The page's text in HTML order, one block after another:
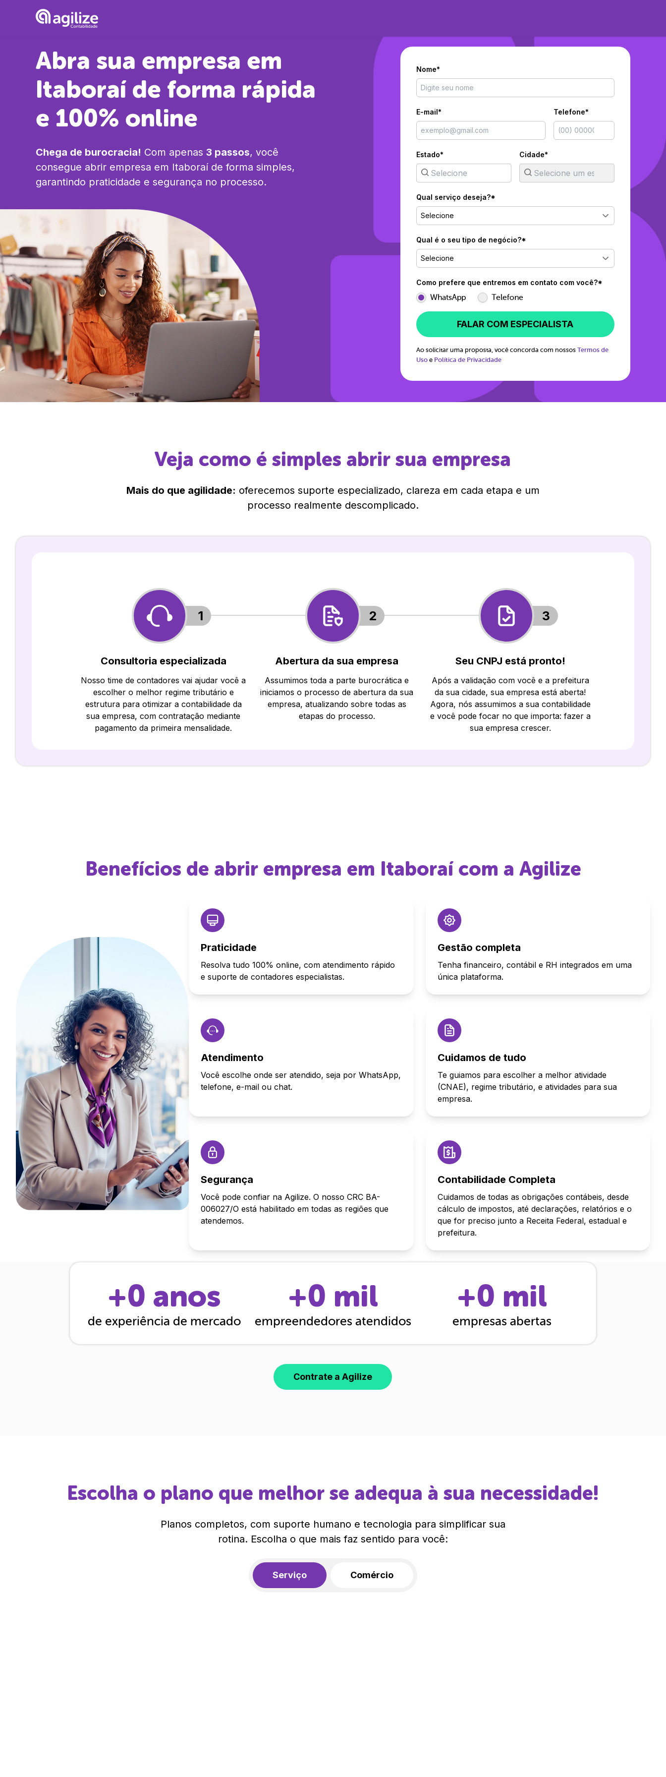
Abra sua empresa em
Itaboraí de forma rápida
e 100% online
Chega de burocracia! Com apenas 3 passos, você
consegue abrir empresa em Itaboraíde forma simples,
garantindo praticidade e segurança no processo.
Nome*
E-mail* Telefone*
Estado* Cidade*
Qual serviço deseja?*
Selecione
Qual é o seu tipo de negócio?*
Selecione
Como prefere que entremos em contato com você?*
WhatsApp Telefone
FALAR COM ESPECIALISTA
Ao solicitar uma proposta, você concorda com nossos Termos de
Uso e Política de Privacidade
Veja como é simples abrir sua empresa
Mais do que agilidade: oferecemos suporte especializado, clareza em cada etapa e um
processo realmente descomplicado.
1
Consultoria especializada
Nosso time de contadores vai ajudar você a
escolher o melhor regime tributário e
estrutura para otimizar a contabilidade da
sua empresa, com contratação mediante
pagamento da primeira mensalidade.
2
Abertura da sua empresa
Assumimos toda a parte burocrática e
iniciamos o processo de abertura da sua
empresa, atualizando sobre todas as
etapas do processo.
3
Seu CNPJ está pronto!
Após a validação com você e a prefeitura
da sua cidade, sua empresa está aberta!
Agora, nós assumimos a sua contabilidade
e você pode focar no que importa: fazer a
sua empresa crescer.
Benefícios de abrir empresa em Itaboraícom a Agilize
Praticidade
Resolva tudo 100% online, com atendimento rápido
e suporte de contadores especialistas.
Gestão completa
Tenha financeiro, contábil e RH integrados em uma
única plataforma.
Atendimento
Você escolhe onde ser atendido, seja por WhatsApp,
telefone, e-mail ou chat.
Cuidamos de tudo
Te guiamos para escolher a melhor atividade
(CNAE), regime tributário, e atividades para sua
empresa.
Segurança
Você pode confiar na Agilize. O nosso CRC BA-
006027/O está habilitado em todas as regiões que
atendemos.
Contabilidade Completa
Cuidamos de todas as obrigações contábeis, desde
cálculo de impostos, até declarações, relatórios e o
que for preciso junto a Receita Federal, estadual e
prefeitura.
+0 anos
de experiência de mercado
+0 mil
empreendedores atendidos
+0 mil
empresas abertas
Contrate a Agilize
Escolha o plano que melhor se adequa à sua necessidade!
Planos completos, com suporte humano e tecnologia para simplificar sua
rotina. Escolha o que mais faz sentido para você:
Serviço Comércio